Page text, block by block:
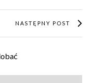
NASTĘPNY POST